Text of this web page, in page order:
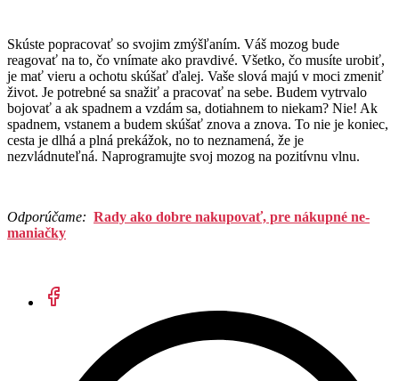
Skúste popracovať so svojim zmýšľaním. Váš mozog bude
reagovať na to, čo vnímate ako pravdivé. Všetko, čo musíte urobiť,
je mať vieru a ochotu skúšať ďalej. Vaše slová majú v moci zmeniť
život. Je potrebné sa snažiť a pracovať na sebe. Budem vytrvalo
bojovať a ak spadnem a vzdám sa, dotiahnem to niekam? Nie! Ak
spadnem, vstanem a budem skúšať znova a znova. To nie je koniec,
cesta je dlhá a plná prekážok, no to neznamená, že je
nezvládnuteľná. Naprogramujte svoj mozog na pozitívnu vlnu.
Odporúčame: Rady ako dobre nakupovať, pre nákupné ne-
maniačky